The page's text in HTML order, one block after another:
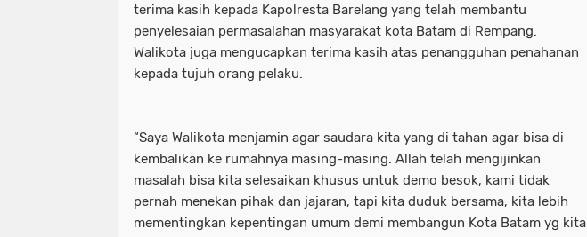
terima kasih kepada Kapolresta Barelang yang telah membantu
penyelesaian permasalahan masyarakat kota Batam di Rempang.
Walikota juga mengucapkan terima kasih atas penangguhan penahanan
kepada tujuh orang pelaku.
“Saya Walikota menjamin agar saudara kita yang di tahan agar bisa di
kembalikan ke rumahnya masing-masing. Allah telah mengijinkan
masalah bisa kita selesaikan khusus untuk demo besok, kami tidak
pernah menekan pihak dan jajaran, tapi kita duduk bersama, kita lebih
mementingkan kepentingan umum demi membangun Kota Batam yg kita